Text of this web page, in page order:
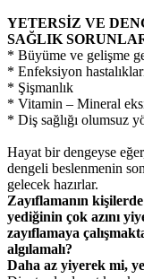
YETERSİZ VE
SAĞLIK
* Büyüme ve gelişme
* Enfeksiyon
* Şişmanlık
* Vitamin – Mineral
* Diş sağlığı olumsuz
Hayat bir dengeyse
dengeli beslenmenin
gelecek hazırlar.
Zayıflamanın
yediğinin çok azını
zayıflamaya
algılamalı?
Daha az yiyerek mi,